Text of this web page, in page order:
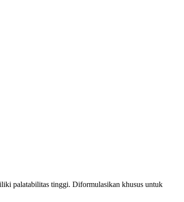
palatabilitas tinggi. Diformulasikan khusus untuk